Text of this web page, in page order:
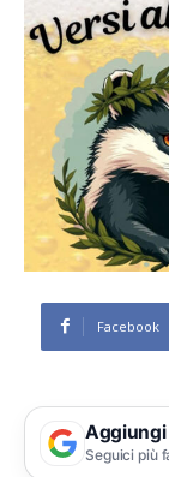
Facebook
Aggiungi
Seguici più